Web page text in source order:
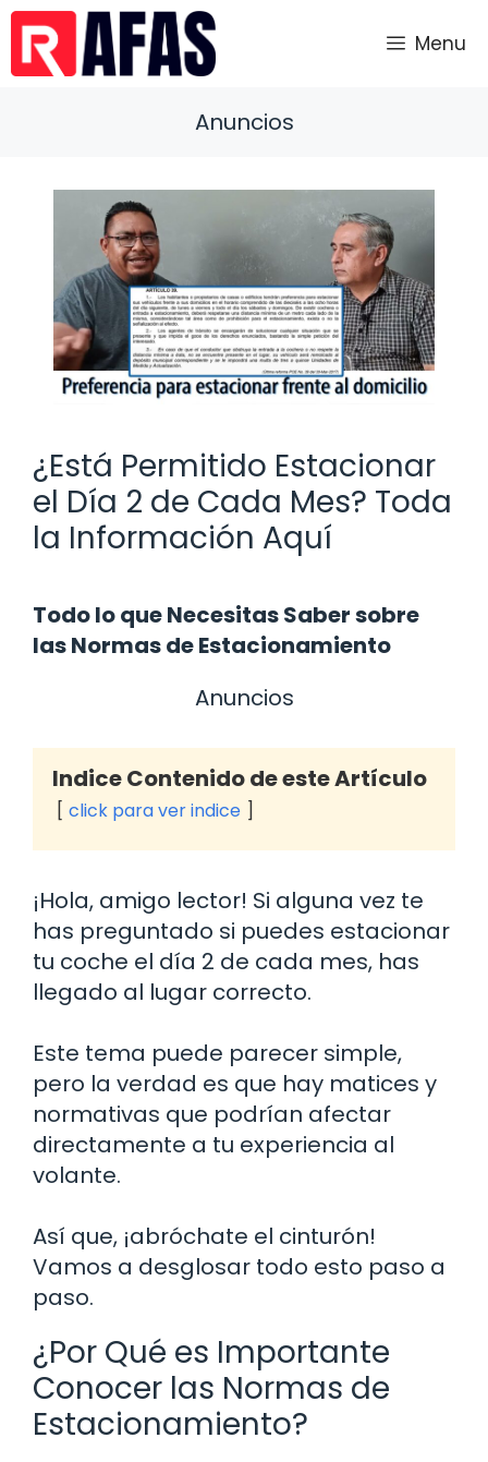
Saltar
contenido
Menu
Anuncios
¿Está Permitido Estacionar
el Día 2 de Cada Mes? Toda
la Información Aquí
Todo lo que Necesitas Saber sobre
las Normas de Estacionamiento
Anuncios
Indice Contenido de este Artículo
click para ver indice
¡Hola, amigo lector! Si alguna vez te
has preguntado si puedes estacionar
tu coche el día 2 de cada mes, has
llegado al lugar correcto.
Este tema puede parecer simple,
pero la verdad es que hay matices y
normativas que podrían afectar
directamente a tu experiencia al
volante.
Así que, ¡abróchate el cinturón!
Vamos a desglosar todo esto paso a
paso.
¿Por Qué es Importante
Conocer las Normas de
Estacionamiento?